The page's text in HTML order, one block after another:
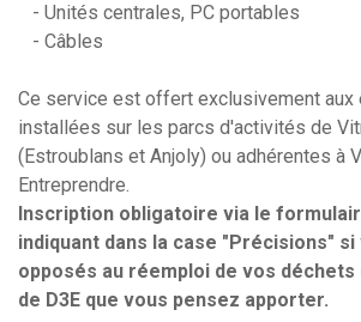
- Unités centrales, PC portables
- Câbles
Ce service est offert exclusivement aux
installées sur les parcs d'activités de
(Estroublans et Anjoly) ou adhérentes à
Entreprendre.
Inscription obligatoire via le
indiquant dans la case "Précisions"
opposés au réemploi de vos
de D3E que vous pensez apporter.